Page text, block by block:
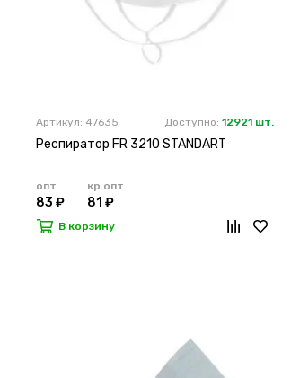
Артикул: 47635 Доступно: 12921 шт.
Респиратор FR 3210 STANDART
опт
83 ₽
кр.опт
81 ₽
В корзину